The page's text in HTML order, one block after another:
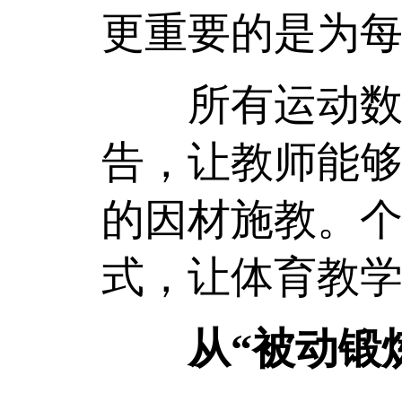
更重要的是为
所有运动数
告，让教师能
的因材施教。
式，让体育教
从“被动锻